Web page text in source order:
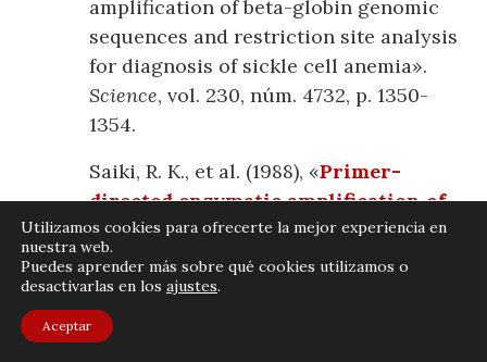
amplification of beta-globin genomic
sequences and restriction site analysis
for diagnosis of sickle cell anemia».
Science, vol. 230, núm. 4732, p. 1350-
1354.
Saiki, R. K., et al. (1988), «Primer-
directed enzymatic amplification of
DNA with a thermostable DNA
polymerase«. Science, vol. 239, núm.
4839, p. 487-491.
Más información
Utilizamos cookies para ofrecerte la mejor experiencia en
nuestra web.
Puedes aprender más sobre qué cookies utilizamos o
desactivarlas en los ajustes.
Aceptar